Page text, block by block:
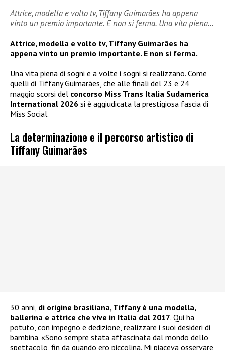
Attrice, modella e volto tv, Tiffany Guimarães ha appena
vinto un premio importante. E non si ferma. Una vita piena…
Attrice, modella e volto tv, Tiffany Guimarães ha
appena vinto un premio importante. E non si ferma.
Una vita piena di sogni e a volte i sogni si realizzano. Come
quelli di Tiffany Guimarães, che alle finali del 23 e 24
maggio scorsi del concorso Miss Trans Italia Sudamerica
International 2026 si è aggiudicata la prestigiosa fascia di
Miss Social.
La determinazione e il percorso artistico di
Tiffany Guimarães
30 anni, di origine brasiliana, Tiffany è una modella,
ballerina e attrice che vive in Italia dal 2017. Qui ha
potuto, con impegno e dedizione, realizzare i suoi desideri di
bambina. «Sono sempre stata affascinata dal mondo dello
spettacolo, fin da quando ero piccolina. Mi piaceva osservare